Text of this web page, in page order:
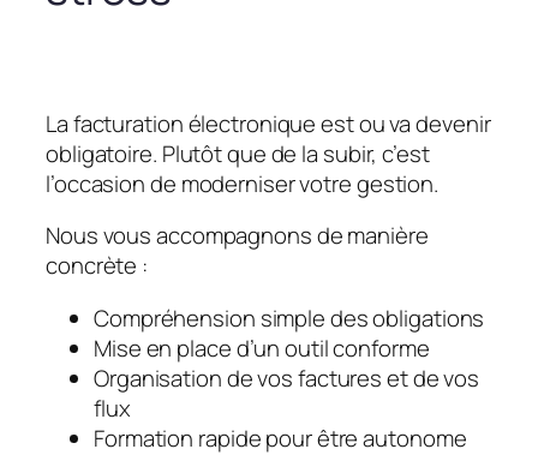
La facturation électronique est ou va devenir
obligatoire. Plutôt que de la subir, c’est
l’occasion de moderniser votre gestion.
Nous vous accompagnons de manière
concrète :
Compréhension simple des obligations
Mise en place d’un outil conforme
Organisation de vos factures et de vos
flux
Formation rapide pour être autonome